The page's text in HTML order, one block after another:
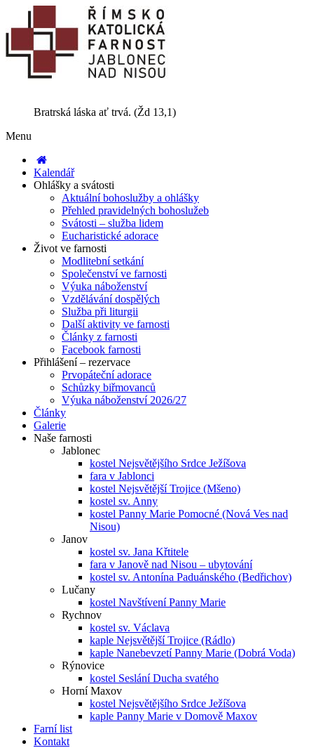
Bratrská láska ať trvá. (Žd 13,1)
Menu
Kalendář
Ohlášky a svátosti
Aktuální bohoslužby a ohlášky
Přehled pravidelných bohoslužeb
Svátosti – služba lidem
Eucharistické adorace
Život ve farnosti
Modlitební setkání
Společenství ve farnosti
Výuka náboženství
Vzdělávání dospělých
Služba při liturgii
Další aktivity ve farnosti
Články z farnosti
Facebook farnosti
Přihlášení – rezervace
Prvopáteční adorace
Schůzky biřmovanců
Výuka náboženství 2026/27
Články
Galerie
Naše farnosti
Jablonec
kostel Nejsvětějšího Srdce Ježíšova
fara v Jablonci
kostel Nejsvětější Trojice (Mšeno)
kostel sv. Anny
kostel Panny Marie Pomocné (Nová Ves nad
Nisou)
Janov
kostel sv. Jana Křtitele
fara v Janově nad Nisou – ubytování
kostel sv. Antonína Paduánského (Bedřichov)
Lučany
kostel Navštívení Panny Marie
Rychnov
kostel sv. Václava
kaple Nejsvětější Trojice (Rádlo)
kaple Nanebevzetí Panny Marie (Dobrá Voda)
Rýnovice
kostel Seslání Ducha svatého
Horní Maxov
kostel Nejsvětějšího Srdce Ježíšova
kaple Panny Marie v Domově Maxov
Farní list
Kontakt